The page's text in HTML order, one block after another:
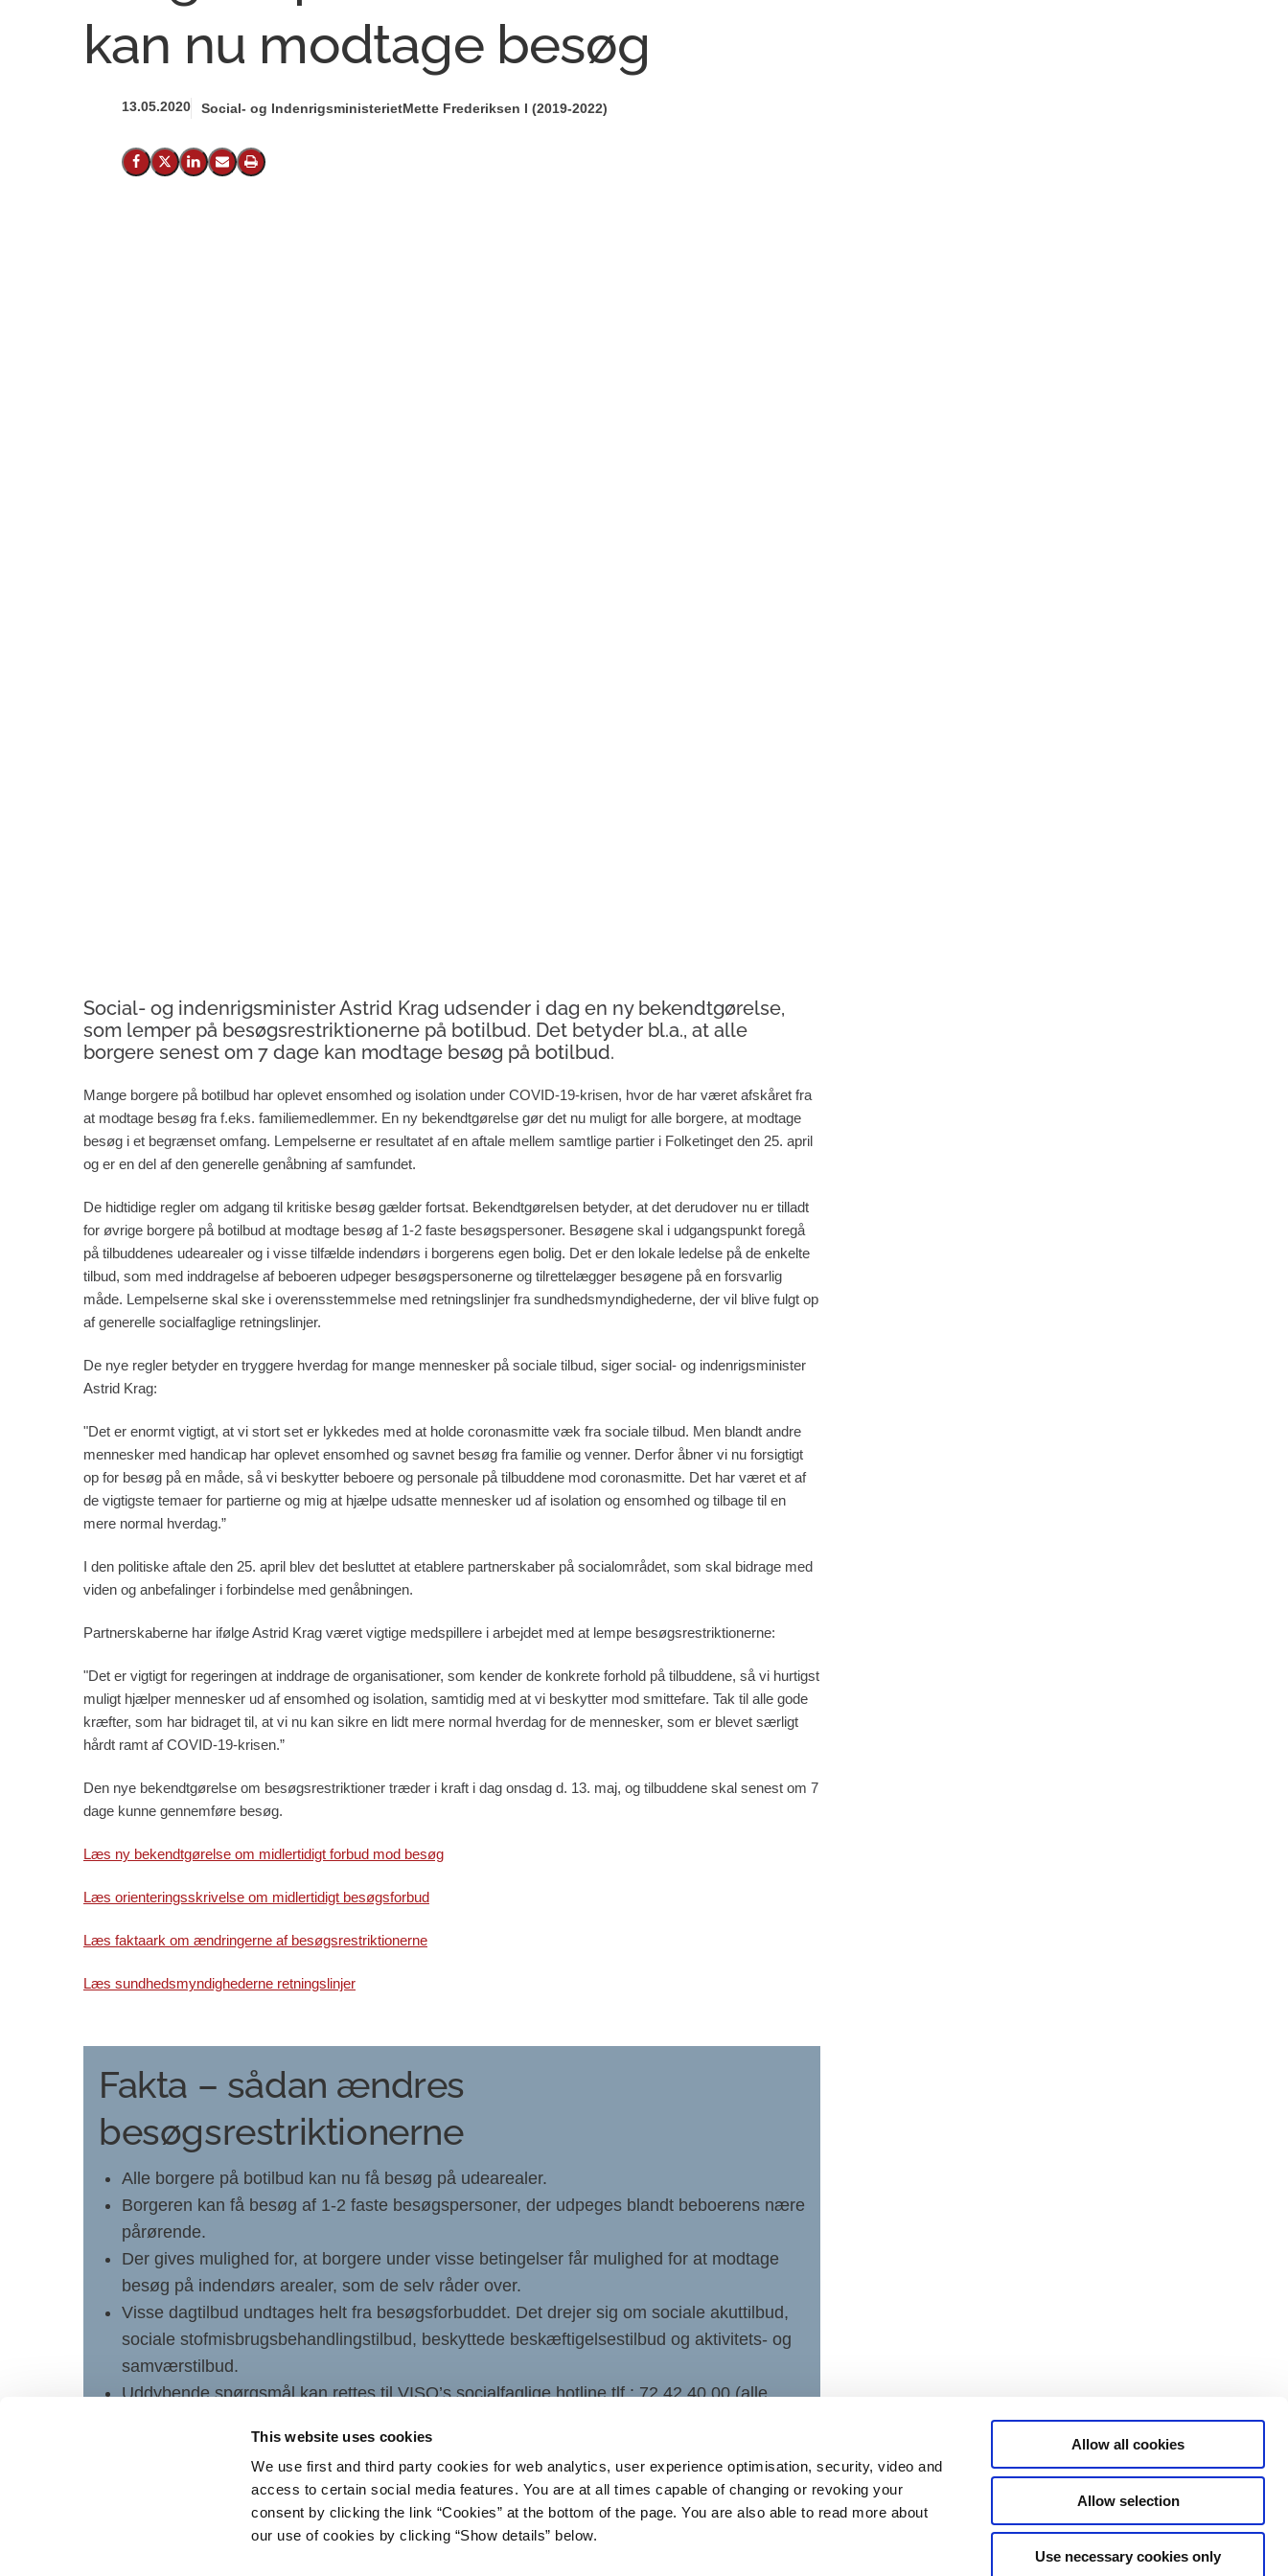
This website uses cookies
We use first and third party cookies for web analytics, user experience optimisation, security, video and
access to certain social media features. You are at all times capable of changing or revoking your
consent by clicking the link “Cookies” at the bottom of the page. You are also able to read more about
our use of cookies by clicking “Show details” below.
Allow all cookies
Allow selection
Use necessary cookies only
kan nu modtage besøg
13.05.2020 Social- og IndenrigsministerietMette Frederiksen I (2019-2022)
Del på Facebook
Del på X (Twitter)
Del på LinkedIn
Send email
Print
Social- og indenrigsminister Astrid Krag udsender i dag en ny bekendtgørelse,
som lemper på besøgsrestriktionerne på botilbud. Det betyder bl.a., at alle
borgere senest om 7 dage kan modtage besøg på botilbud.
Mange borgere på botilbud har oplevet ensomhed og isolation under COVID-19-krisen, hvor de har været afskåret fra
at modtage besøg fra f.eks. familiemedlemmer. En ny bekendtgørelse gør det nu muligt for alle borgere, at modtage
besøg i et begrænset omfang. Lempelserne er resultatet af en aftale mellem samtlige partier i Folketinget den 25. april
og er en del af den generelle genåbning af samfundet.
De hidtidige regler om adgang til kritiske besøg gælder fortsat. Bekendtgørelsen betyder, at det derudover nu er tilladt
for øvrige borgere på botilbud at modtage besøg af 1-2 faste besøgspersoner. Besøgene skal i udgangspunkt foregå
på tilbuddenes udearealer og i visse tilfælde indendørs i borgerens egen bolig. Det er den lokale ledelse på de enkelte
tilbud, som med inddragelse af beboeren udpeger besøgspersonerne og tilrettelægger besøgene på en forsvarlig
måde. Lempelserne skal ske i overensstemmelse med retningslinjer fra sundhedsmyndighederne, der vil blive fulgt op
af generelle socialfaglige retningslinjer.
De nye regler betyder en tryggere hverdag for mange mennesker på sociale tilbud, siger social- og indenrigsminister
Astrid Krag:
"Det er enormt vigtigt, at vi stort set er lykkedes med at holde coronasmitte væk fra sociale tilbud. Men blandt andre
mennesker med handicap har oplevet ensomhed og savnet besøg fra familie og venner. Derfor åbner vi nu forsigtigt
op for besøg på en måde, så vi beskytter beboere og personale på tilbuddene mod coronasmitte. Det har været et af
de vigtigste temaer for partierne og mig at hjælpe udsatte mennesker ud af isolation og ensomhed og tilbage til en
mere normal hverdag.”
I den politiske aftale den 25. april blev det besluttet at etablere partnerskaber på socialområdet, som skal bidrage med
viden og anbefalinger i forbindelse med genåbningen.
Partnerskaberne har ifølge Astrid Krag været vigtige medspillere i arbejdet med at lempe besøgsrestriktionerne:
"Det er vigtigt for regeringen at inddrage de organisationer, som kender de konkrete forhold på tilbuddene, så vi hurtigst
muligt hjælper mennesker ud af ensomhed og isolation, samtidig med at vi beskytter mod smittefare. Tak til alle gode
kræfter, som har bidraget til, at vi nu kan sikre en lidt mere normal hverdag for de mennesker, som er blevet særligt
hårdt ramt af COVID-19-krisen.”
Den nye bekendtgørelse om besøgsrestriktioner træder i kraft i dag onsdag d. 13. maj, og tilbuddene skal senest om 7
dage kunne gennemføre besøg.
Læs ny bekendtgørelse om midlertidigt forbud mod besøg
Læs orienteringsskrivelse om midlertidigt besøgsforbud
Læs faktaark om ændringerne af besøgsrestriktionerne
Læs sundhedsmyndighederne retningslinjer
Fakta – sådan ændres
besøgsrestriktionerne
Alle borgere på botilbud kan nu få besøg på udearealer.
Borgeren kan få besøg af 1-2 faste besøgspersoner, der udpeges blandt beboerens nære
pårørende.
Der gives mulighed for, at borgere under visse betingelser får mulighed for at modtage
besøg på indendørs arealer, som de selv råder over.
Visse dagtilbud undtages helt fra besøgsforbuddet. Det drejer sig om sociale akuttilbud,
sociale stofmisbrugsbehandlingstilbud, beskyttede beskæftigelsestilbud og aktivitets- og
samværstilbud.
Uddybende spørgsmål kan rettes til VISO’s socialfaglige hotline tlf.: 72 42 40 00 (alle